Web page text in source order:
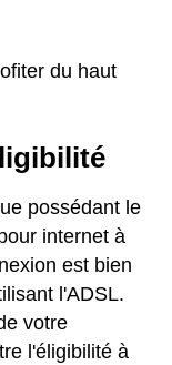
du haut
possédant le
internet à
est bien
l'ADSL.
votre
l'éligibilité à